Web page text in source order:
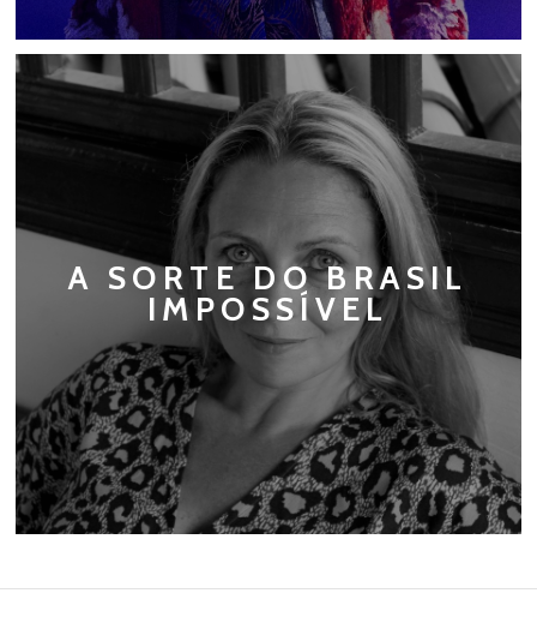
A SORTE DO BRASIL
IMPOSSÍVEL